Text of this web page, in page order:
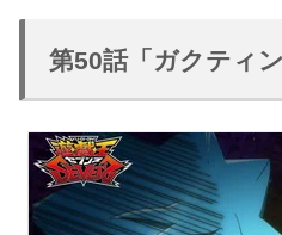
第50話「ガクティ